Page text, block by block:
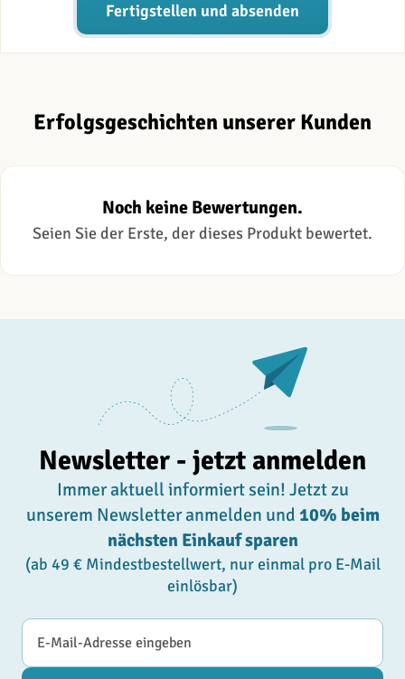
Fertigstellen und absenden
Erfolgsgeschichten unserer Kunden
Noch keine Bewertungen.
Seien Sie der Erste, der dieses Produkt bewertet.
Newsletter - jetzt anmelden
Immer aktuell informiert sein! Jetzt zu
unserem Newsletter anmelden und 10% beim
nächsten Einkauf sparen
(ab 49 € Mindestbestellwert, nur einmal pro E-Mail
einlösbar)
E-Mail-Adresse